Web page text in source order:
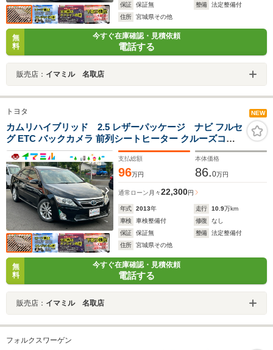
保証
保証無 整備
法定整備付
住所
宮城県その他
無
料
今すぐ在庫確認・見積依頼
電話する
販売店： イマミル 名取店
トヨタ NEW
カムリハイブリッド 2.5 レザーパッケージ ナビ フルセ
グ ETC バックカメラ 前列シートヒーター クルーズコン
トロール
支払総額
96万円
本体価格
86.0万円
通常ローン 月々22,300円
年式 2013年 走行 10.9万km
車検
車検整備付 修復
なし
保証
保証無 整備
法定整備付
住所
宮城県その他
無
料
今すぐ在庫確認・見積依頼
電話する
販売店： イマミル 名取店
フォルクスワーゲン